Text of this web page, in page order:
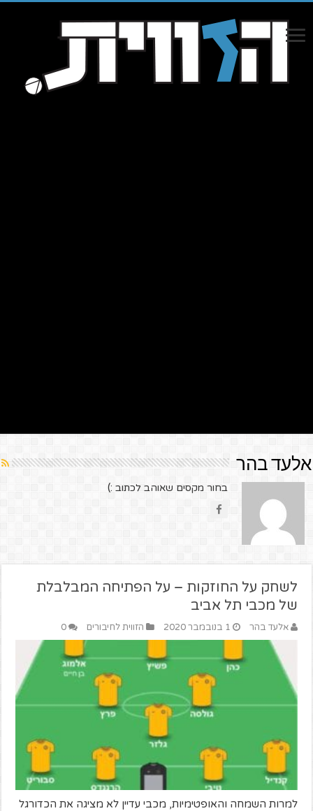
אלעד בהר
בחור מקסים שאוהב לכתוב :)
לשחק על החוזקות – על הפתיחה המבלבלת
של מכבי תל אביב
אלעד בהר 1 בנובמבר 2020 הזווית לחיבורים 0
למרות השמחה והאופטימיות, מכבי עדיין לא מציגה את הכדורגל